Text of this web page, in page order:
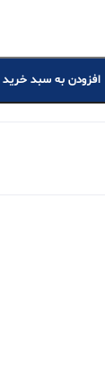
افزودن به سبد خرید